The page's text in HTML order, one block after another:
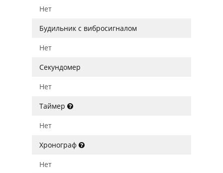
Нет
Будильник с вибросигналом
Нет
Секундомер
Нет
Таймер
Нет
Хронограф
Нет